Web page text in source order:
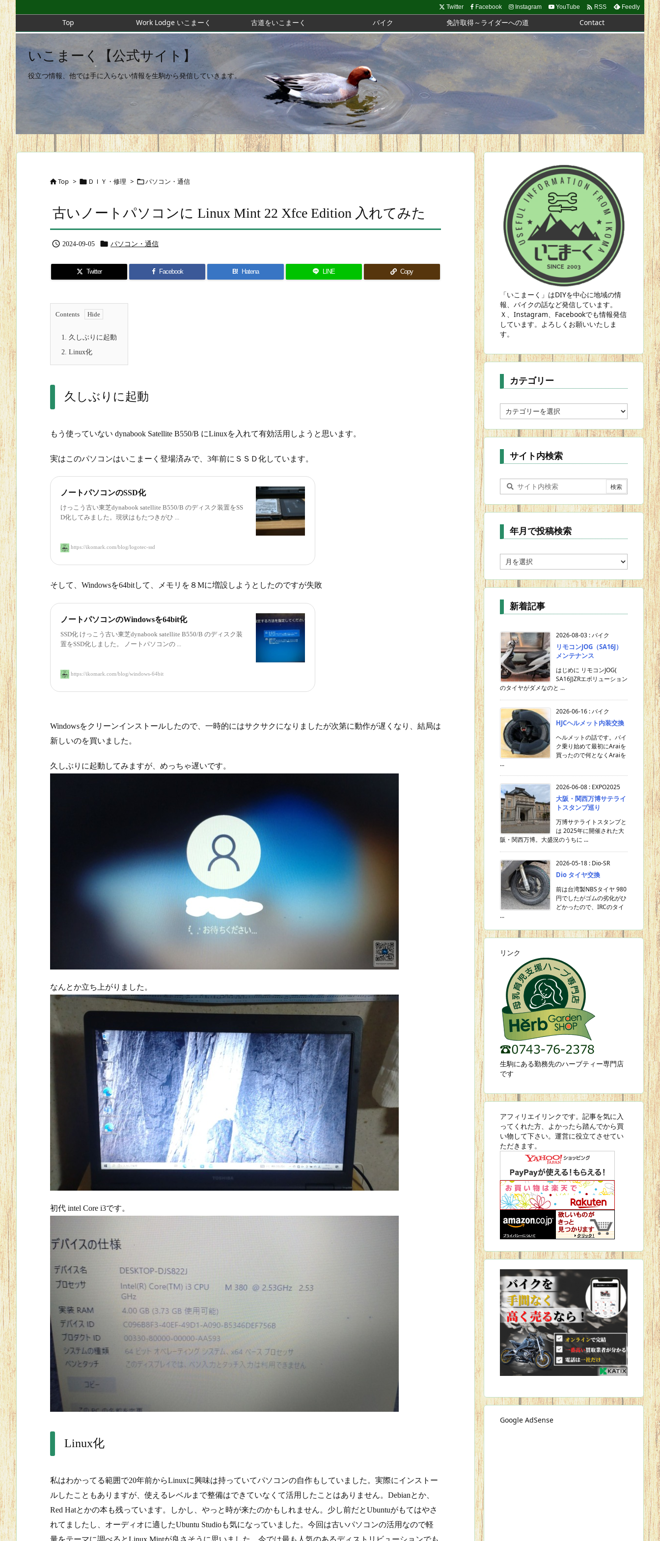
Top Work Lodge いこまーく 古道をいこまーく バイク 免許取得～ライダーへの道 Contact
Twitter Facebook Instagram YouTube  RSS Feedly
いこまーく【公式サイト】
役立つ情報、他では手に入らない情報を生駒から発信していきます。
Top >  ＤＩＹ・修理 > パソコン・通信
古いノートパソコンに Linux Mint 22 Xfce Edition 入れてみた
 2024-09-05  パソコン・通信
Twitter Facebook B! Hatena LINE Copy
Contents
1. 久しぶりに起動
2. Linux化
久しぶりに起動
もう使っていない dynabook Satellite B550/B にLinuxを入れて有効活用しようと思います。
実はこのパソコンはいこまーく登場済みで、3年前にＳＳＤ化しています。
ノートパソコンのSSD化
けっこう古い東芝dynabook satellite B550/B のディスク装置をSS
D化してみました。現状はもたつきがひ ...
https://ikomark.com/blog/logotec-ssd
そして、Windowsを64bitして、メモリを８Mに増設しようとしたのですが失敗
ノートパソコンのWindowsを64bit化
SSD化 けっこう古い東芝dynabook satellite B550/B のディスク装
置をSSD化しました。 ノートパソコンの ...
https://ikomark.com/blog/windows-64bit
Windowsをクリーンインストールしたので、一時的にはサクサクになりましたが次第に動作が遅くなり、結局は
新しいのを買いました。
久しぶりに起動してみますが、めっちゃ遅いです。
なんとか立ち上がりました。
初代 intel Core i3です。
Linux化
私はわかってる範囲で20年前からLinuxに興味は持っていてパソコンの自作もしていました。実際にインストー
ルしたこともありますが、使えるレベルまで整備はできていなくて活用したことはありません。Debianとか、
Red Hatとかの本も残っています。しかし、やっと時が来たのかもしれません。少し前だとUbuntuがもてはやさ
れてましたし、オーディオに適したUbuntu Studioも気になっていました。今回は古いパソコンの活用なので軽
量をテーマに調べるとLinux Mintが良さそうに思いました。今では最も人気のあるディストリビューションでも
「いこまーく」はDIYを中心に地域の情
報、バイクの話など発信しています。
Ｘ、Instagram、Facebookでも情報発信
しています。よろしくお願いいたしま
す。
カテゴリー
テ
ゴ
リ
ー
サイト内検索
年月で投稿検索
月
で
投
稿
索
新着記事
2026-08-03 :バイク
リモコンJOG（SA16J）
メンテナンス
はじめに リモコンJOG(
SA16J)ZRエボリューション
のタイヤがダメなのと ...
2026-06-16 :バイク
HJCヘルメット内装交換
ヘルメットの話です。バイ
ク乗り始めて最初にAraiを
買ったので何となくAraiを
...
2026-06-08 : EXPO2025
大阪・関西万博サテライ
トスタンプ巡り
万博サテライトスタンプと
は 2025年に開催された大
阪・関西万博。大盛況のうちに ...
2026-05-18 : Dio-SR
Dio タイヤ交換
前は台湾製NBSタイヤ 980
円でしたがゴムの劣化がひ
どかったので、IRCのタイ
...
リンク
生駒にある勤務先のハーブティー専門店
です
アフィリエイリンクです。記事を気に入
ってくれた方、よかったら踏んでから買
い物して下さい。運営に役立てさせてい
ただきます。
Google AdSense